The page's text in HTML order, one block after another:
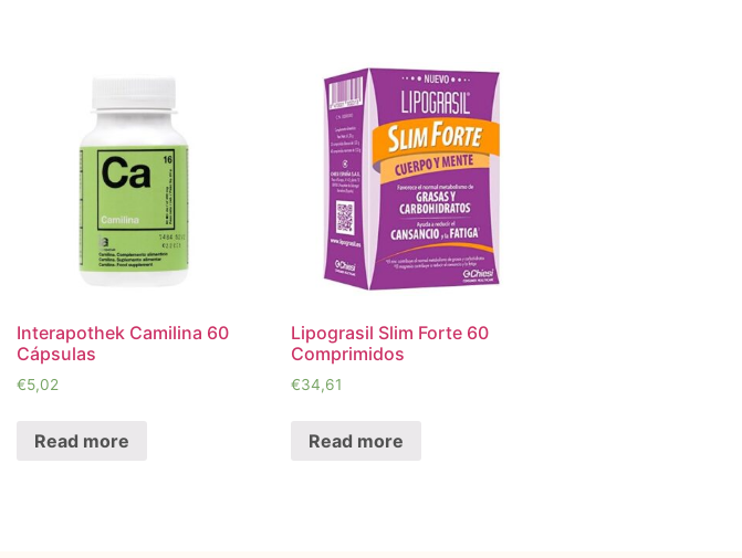
Interapothek Camilina 60
Cápsulas
€5,02
Read more
Lipograsil Slim Forte 60
Comprimidos
€34,61
Read more